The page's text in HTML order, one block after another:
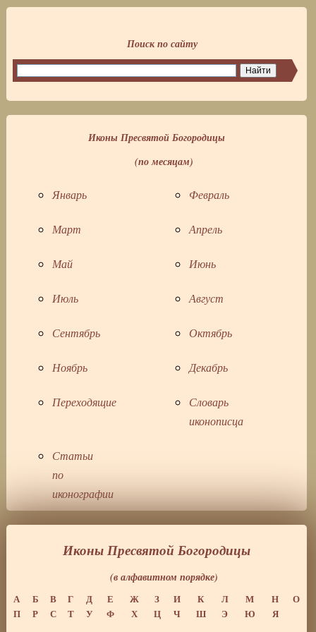
Иконы Пресвятой Богородицы
(по месяцам)
Январь Февраль
Март Апрель
Май Июнь
Июль Август
Сентябрь Октябрь
Ноябрь Декабрь
Переходящие
Словарь
иконописца
Статьи
по
иконографии
Иконы Пресвятой Богородицы
(в алфавитном порядке)
А Б В Г Д Е Ж З И К Л М Н
О
П
Р С Т У Ф Х Ц Ч Ш Э Ю Я
Поиск по сайту